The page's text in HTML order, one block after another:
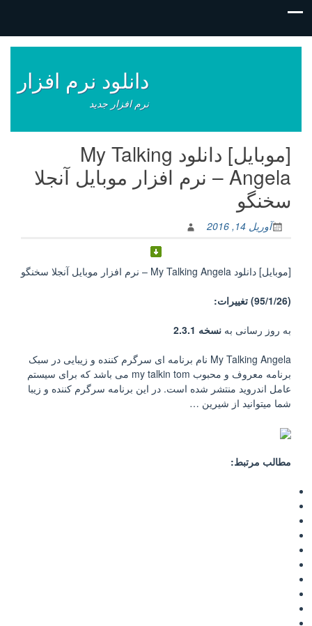
نوشته‌ها
دانلود نرم افزار
نرم افزار جدید
[موبایل] دانلود My Talking
Angela – نرم افزار موبایل آنجلا
سخنگو
آوریل 14, 2016
[موبایل] دانلود My Talking Angela – نرم افزار موبایل آنجلا سخنگو
(95/1/26) تغییرات:
به روز رسانی به نسخه 2.3.1
My Talking Angela نام برنامه ای سرگرم کننده و زیبایی در سبک
برنامه معروف و محبوب my talkin tom می باشد که برای سیستم
عامل اندروید منتشر شده است. در این برنامه سرگرم کننده و زیبا
شما میتوانید از شیرین …
مطالب مرتبط: